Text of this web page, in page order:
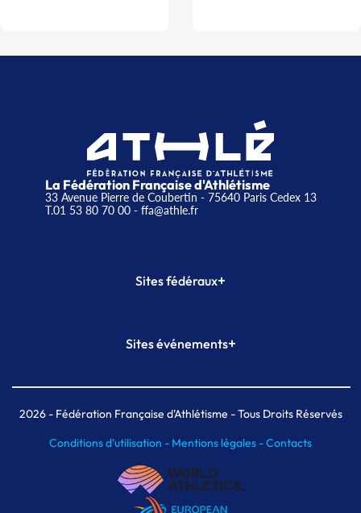
La Fédération Française d'Athlétisme
33 Avenue Pierre de Coubertin - 75640 Paris Cedex 13
T.01 53 80 70 00- ffa@athle.fr
Sites fédéraux+
Plateforme Formation
Sites événements+
Meeting de Paris indoor
MAIF Ekiden de Paris
2026- Fédération Française d'Athlétisme - Tous Droits Réservés
Conditions d'utilisation - Mentions légales -Contacts